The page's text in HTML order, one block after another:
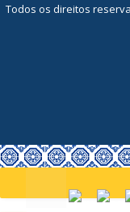
Todos os direitos